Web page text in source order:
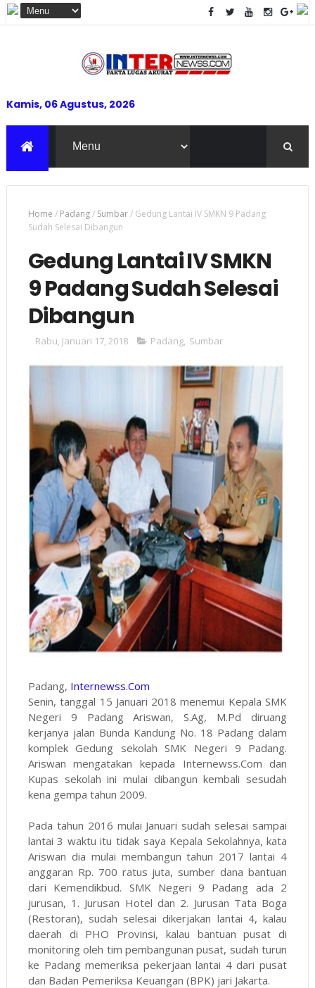
Kamis, 06 Agustus, 2026
Home / Padang/ Sumbar/ Gedung Lantai IV SMKN 9 Padang
Sudah Selesai Dibangun
Gedung Lantai IV SMKN
9 Padang Sudah Selesai
Dibangun
Rabu, Januari 17, 2018 Padang, Sumbar
Padang, Internewss.Com
Senin, tanggal 15 Januari 2018 menemui Kepala SMK
Negeri 9 Padang Ariswan, S.Ag, M.Pd diruang
kerjanya jalan Bunda Kandung No. 18 Padang dalam
komplek Gedung sekolah SMK Negeri 9 Padang.
Ariswan mengatakan kepada Internewss.Com dan
Kupas sekolah ini mulai dibangun kembali sesudah
kena gempa tahun 2009.
Pada tahun 2016 mulai Januari sudah selesai sampai
lantai 3 waktu itu tidak saya Kepala Sekolahnya, kata
Ariswan dia mulai membangun tahun 2017 lantai 4
anggaran Rp. 700 ratus juta, sumber dana bantuan
dari Kemendikbud. SMK Negeri 9 Padang ada 2
jurusan, 1. Jurusan Hotel dan 2. Jurusan Tata Boga
(Restoran), sudah selesai dikerjakan lantai 4, kalau
daerah di PHO Provinsi, kalau bantuan pusat di
monitoring oleh tim pembangunan pusat, sudah turun
ke Padang memeriksa pekerjaan lantai 4 dari pusat
dan Badan Pemeriksa Keuangan (BPK) jari Jakarta.